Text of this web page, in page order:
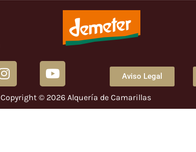
Aviso Legal
Copyright © 2026 Alquería de Camarillas